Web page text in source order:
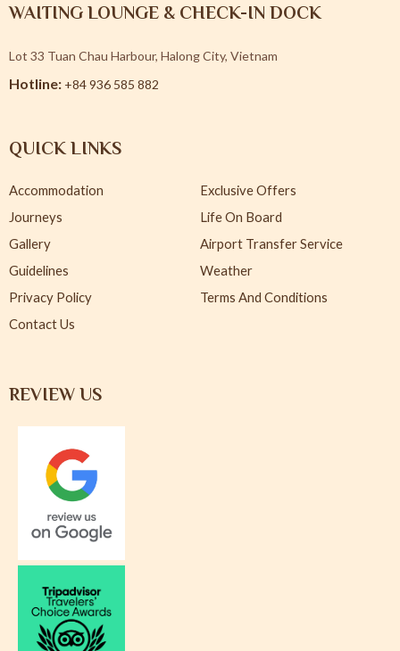
WAITING LOUNGE & CHECK-IN DOCK
Lot 33 Tuan Chau Harbour, Halong City, Vietnam
Hotline: +84 936 585 882
QUICK LINKS
Accommodation
Exclusive Offers
Journeys
Life On Board
Gallery
Airport Transfer Service
Guidelines
Weather
Privacy Policy
Terms And Conditions
Contact Us
REVIEW US